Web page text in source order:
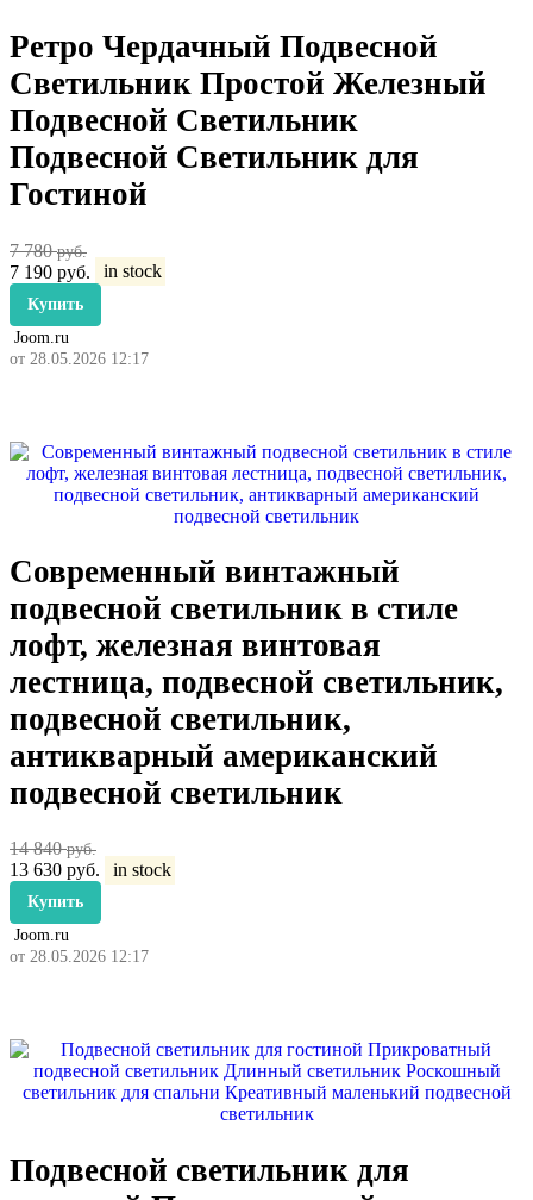
Ретро Чердачный Подвесной
Светильник Простой Железный
Подвесной Светильник
Подвесной Светильник для
Гостиной
7 780руб.
7 190 руб. in stock
Купить
Joom.ru
от 28.05.2026 12:17
Современный винтажный
подвесной светильник в стиле
лофт, железная винтовая
лестница, подвесной светильник,
подвесной светильник,
антикварный американский
подвесной светильник
14 840руб.
13 630 руб. in stock
Купить
Joom.ru
от 28.05.2026 12:17
Подвесной светильник для